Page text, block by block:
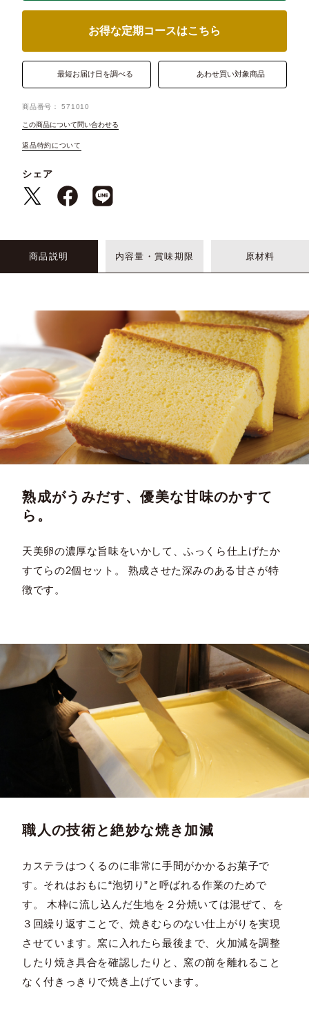
お得な定期コースはこちら
最短お届け日を調べる あわせ買い対象商品
商品番号 571010
この商品について問い合わせる
返品特約について
シェア
商品説明 内容量・賞味期限 原材料
熟成がうみだす、優美な甘味のかすて
ら。
天美卵の濃厚な旨味をいかして、ふっくら仕上げたか
すてらの2個セット。 熟成させた深みのある甘さが特
徴です。
職人の技術と絶妙な焼き加減
カステラはつくるのに非常に手間がかかるお菓子で
す。それはおもに“泡切り”と呼ばれる作業のためで
す。 木枠に流し込んだ生地を２分焼いては混ぜて、を
３回繰り返すことで、焼きむらのない仕上がりを実現
させています。窯に入れたら最後まで、火加減を調整
したり焼き具合を確認したりと、窯の前を離れること
なく付きっきりで焼き上げています。